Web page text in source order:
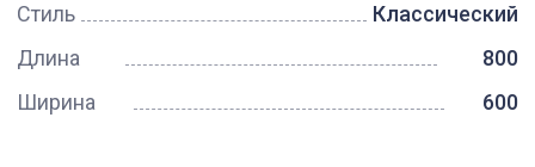
Стиль
Классический
Длина
800
Ширина
600